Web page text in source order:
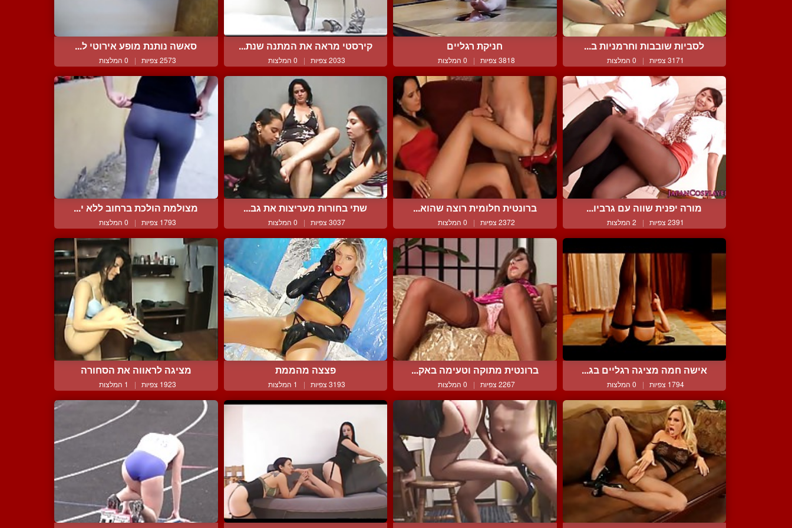
לסביות שובבות וחרמניות ב...
3171 צפיות | 0 המלצות
חניקת רגליים
3818 צפיות | 0 המלצות
קירסטי מראה את המתנה שנת...
2033 צפיות | 0 המלצות
סאשה נותנת מופע אירוטי ל...
2573 צפיות | 0 המלצות
מורה יפנית שווה עם גרביו...
2391 צפיות | 2 המלצות
ברונטית חלומית רוצה שהוא...
2372 צפיות | 0 המלצות
שתי בחורות מעריצות את גב...
3037 צפיות | 0 המלצות
מצולמת הולכת ברחוב ללא י...
1793 צפיות | 0 המלצות
אישה חמה מציגה רגליים בג...
1794 צפיות | 0 המלצות
ברונטית מתוקה וטעימה באק...
2267 צפיות | 0 המלצות
פצצה מהממת
3193 צפיות | 1 המלצות
מציגה לראווה את הסחורה
1923 צפיות | 1 המלצות